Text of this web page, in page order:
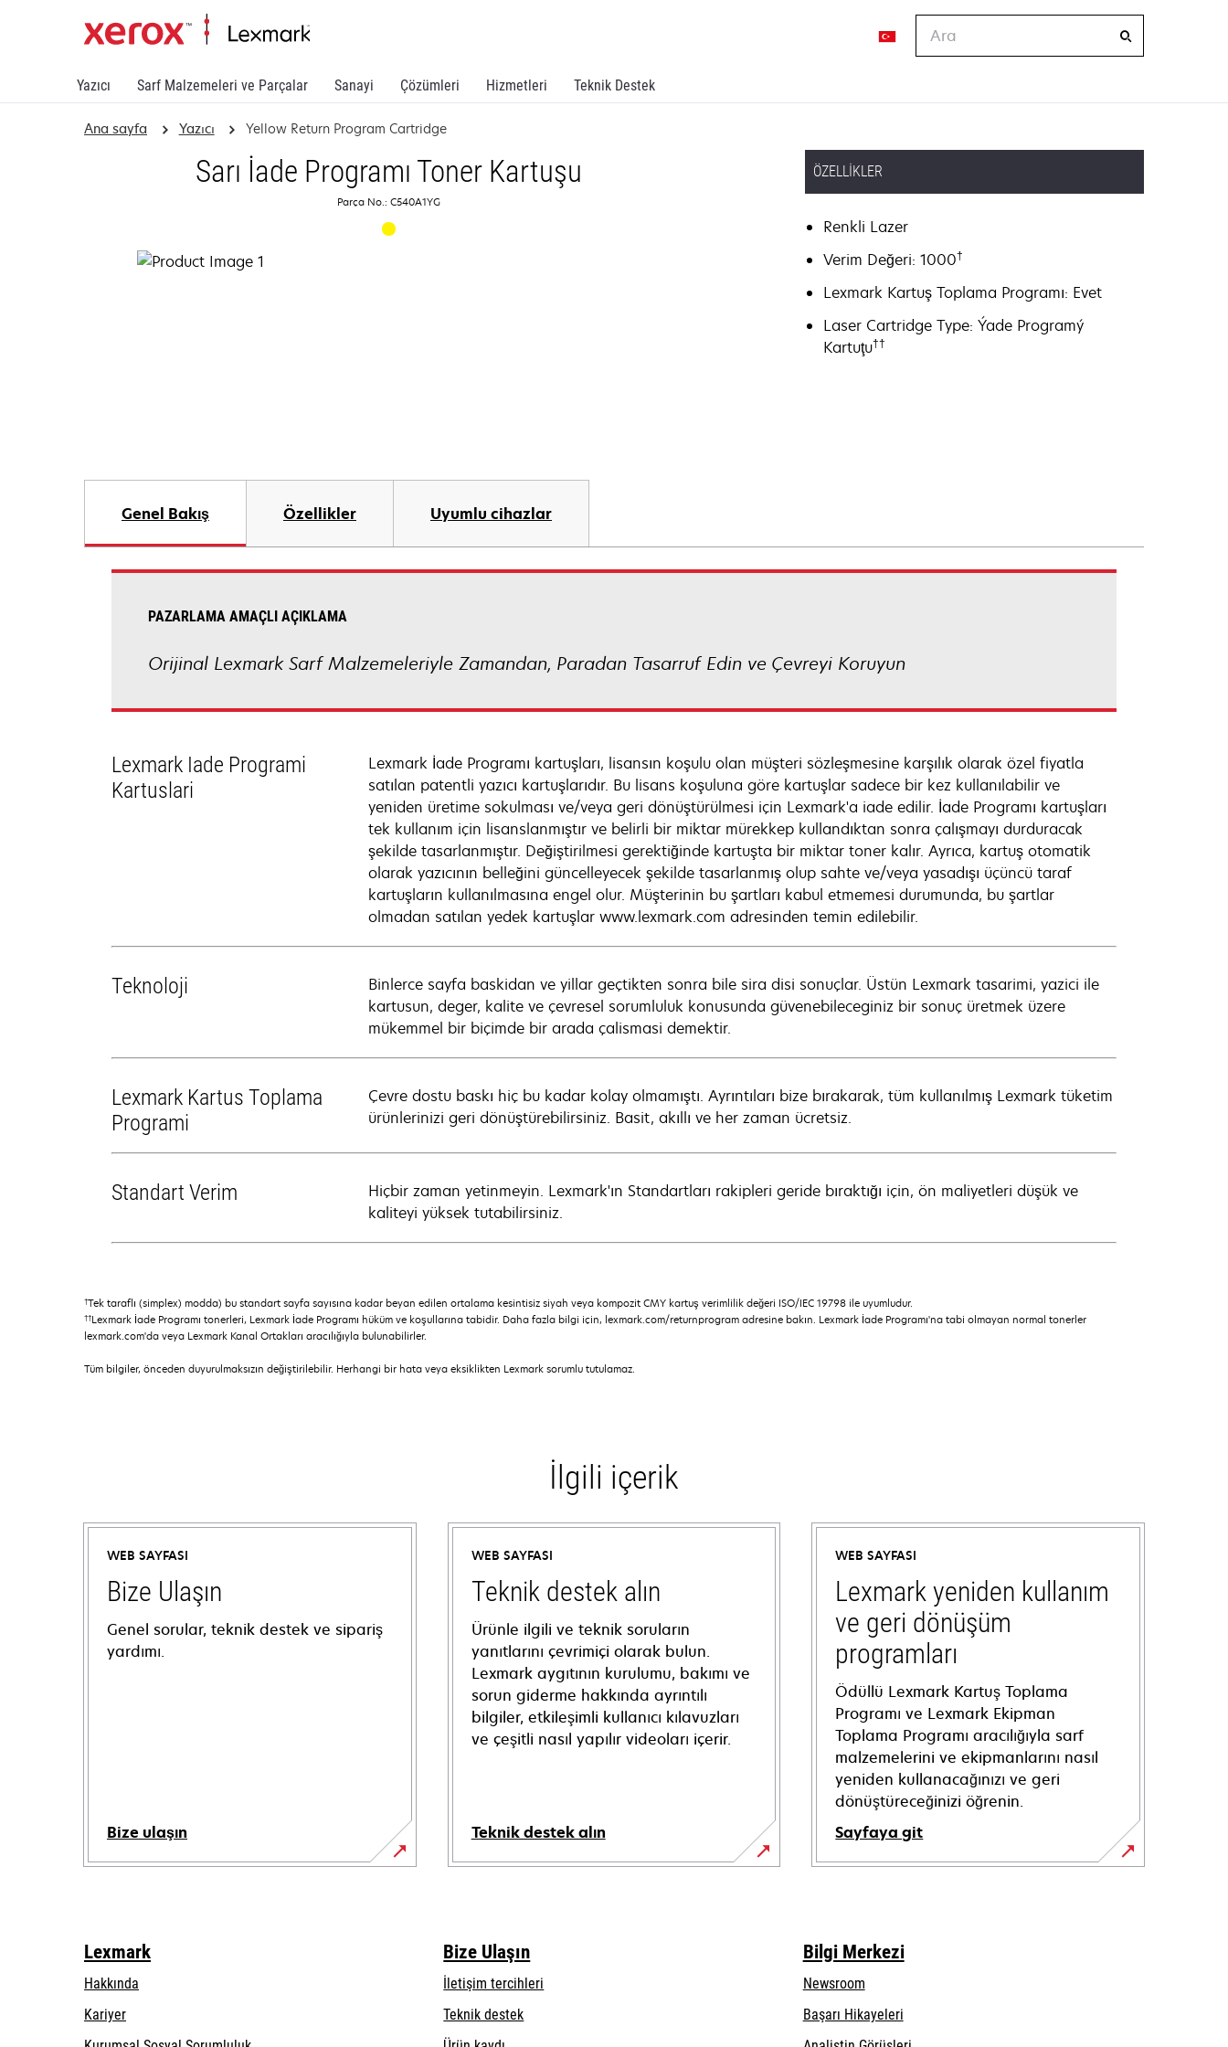
Yazıcı Sarf Malzemeleri ve Parçalar Sanayi Çözümleri Hizmetleri Teknik Destek
Ana sayfa Yazıcı Yellow Return Program Cartridge
Sarı İade Programı Toner Kartuşu
Parça No.: C540A1YG
ÖZELLIKLER
Renkli Lazer
Verim Değeri: 1000†
Lexmark Kartuş Toplama Programı: Evet
Laser Cartridge Type: Ýade Programý
Kartuţu††
Genel Bakış Özellikler Uyumlu cihazlar
PAZARLAMA AMAÇLI AÇIKLAMA
Orijinal Lexmark Sarf Malzemeleriyle Zamandan, Paradan Tasarruf Edin ve Çevreyi Koruyun
Lexmark Iade Programi
Kartuslari
Lexmark İade Programı kartuşları, lisansın koşulu olan müşteri sözleşmesine karşılık olarak özel fiyatla
satılan patentli yazıcı kartuşlarıdır. Bu lisans koşuluna göre kartuşlar sadece bir kez kullanılabilir ve
yeniden üretime sokulması ve/veya geri dönüştürülmesi için Lexmark'a iade edilir. İade Programı kartuşları
tek kullanım için lisanslanmıştır ve belirli bir miktar mürekkep kullandıktan sonra çalışmayı durduracak
şekilde tasarlanmıştır. Değiştirilmesi gerektiğinde kartuşta bir miktar toner kalır. Ayrıca, kartuş otomatik
olarak yazıcının belleğini güncelleyecek şekilde tasarlanmış olup sahte ve/veya yasadışı üçüncü taraf
kartuşların kullanılmasına engel olur. Müşterinin bu şartları kabul etmemesi durumunda, bu şartlar
olmadan satılan yedek kartuşlar www.lexmark.com adresinden temin edilebilir.
Teknoloji
Binlerce sayfa baskidan ve yillar geçtikten sonra bile sira disi sonuçlar. Üstün Lexmark tasarimi, yazici ile
kartusun, deger, kalite ve çevresel sorumluluk konusunda güvenebileceginiz bir sonuç üretmek üzere
mükemmel bir biçimde bir arada çalismasi demektir.
Lexmark Kartus Toplama
Programi
Çevre dostu baskı hiç bu kadar kolay olmamıştı. Ayrıntıları bize bırakarak, tüm kullanılmış Lexmark tüketim
ürünlerinizi geri dönüştürebilirsiniz. Basit, akıllı ve her zaman ücretsiz.
Standart Verim
Hiçbir zaman yetinmeyin. Lexmark'ın Standartları rakipleri geride bıraktığı için, ön maliyetleri düşük ve
kaliteyi yüksek tutabilirsiniz.
†Tek taraflı (simplex) modda) bu standart sayfa sayısına kadar beyan edilen ortalama kesintisiz siyah veya kompozit CMY kartuş verimlilik değeri ISO/IEC 19798 ile uyumludur.
††Lexmark İade Programı tonerleri, Lexmark İade Programı hüküm ve koşullarına tabidir. Daha fazla bilgi için, lexmark.com/returnprogram adresine bakın. Lexmark İade Programı'na tabi olmayan normal tonerler
lexmark.com'da veya Lexmark Kanal Ortakları aracılığıyla bulunabilirler.
Tüm bilgiler, önceden duyurulmaksızın değiştirilebilir. Herhangi bir hata veya eksiklikten Lexmark sorumlu tutulamaz.
İlgili içerik
WEB SAYFASI
Bize Ulaşın
Genel sorular, teknik destek ve sipariş
yardımı.
Bize ulaşın
WEB SAYFASI
Teknik destek alın
Ürünle ilgili ve teknik soruların
yanıtlarını çevrimiçi olarak bulun.
Lexmark aygıtının kurulumu, bakımı ve
sorun giderme hakkında ayrıntılı
bilgiler, etkileşimli kullanıcı kılavuzları
ve çeşitli nasıl yapılır videoları içerir.
Teknik destek alın
opens
tab
WEB SAYFASI
Lexmark yeniden kullanım
ve geri dönüşüm
programları
Ödüllü Lexmark Kartuş Toplama
Programı ve Lexmark Ekipman
Toplama Programı aracılığıyla sarf
malzemelerini ve ekipmanlarını nasıl
yeniden kullanacağınızı ve geri
dönüştüreceğinizi öğrenin.
Sayfaya git
Lexmark
Hakkında
Kariyer
Bize Ulaşın
İletişim tercihleri
Teknik destekopens
Bilgi Merkezi
Newsroom
Başarı Hikayeleri